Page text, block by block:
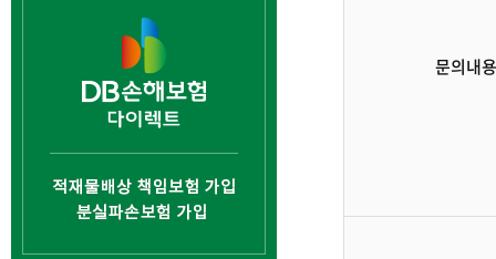
문의내용